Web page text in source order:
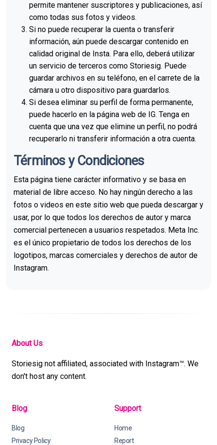
permite mantener suscriptores y publicaciones, así
como todas sus fotos y videos.
Si no puede recuperar la cuenta o transferir
información, aún puede descargar contenido en
calidad original de Insta. Para ello, deberá utilizar
un servicio de terceros como Storiesig. Puede
guardar archivos en su teléfono, en el carrete de la
cámara u otro dispositivo para guardarlos.
Si desea eliminar su perfil de forma permanente,
puede hacerlo en la página web de IG. Tenga en
cuenta que una vez que elimine un perfil, no podrá
recuperarlo ni transferir información a otra cuenta.
Términos y Condiciones
Esta página tiene carácter informativo y se basa en
material de libre acceso. No hay ningún derecho a las
fotos o videos en este sitio web que pueda descargar y
usar, por lo que todos los derechos de autor y marca
comercial pertenecen a usuarios respetados. Meta Inc.
es el único propietario de todos los derechos de los
logotipos, marcas comerciales y derechos de autor de
Instagram.
About Us
Storiesig not affiliated, associated with Instagram™. We
don't host any content.
Blog
Blog
Privacy Policy
Support
Home
Report